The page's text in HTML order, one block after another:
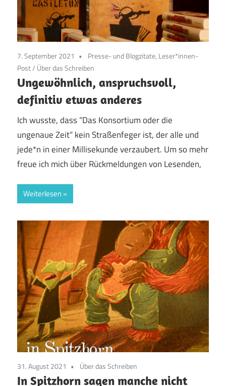
7. September 2021
Presse- und Blogzitate, Leser*innen-
Post/ Über das Schreiben
Ungewöhnlich, anspruchsvoll,
definitiv etwas anderes
Ich wusste, dass “Das Konsortium oder die
ungenaue Zeit“ kein Straßenfeger ist, der alle und
jede*n in einer Millisekunde verzaubert. Um so mehr
freue ich mich über Rückmeldungen von Lesenden,
Weiterlesen
31. August 2021 Über das Schreiben
In Spitzhorn sagen manche nicht